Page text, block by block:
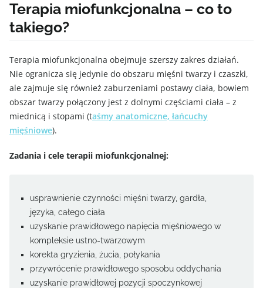
Terapia miofunkcjonalna – co to
takiego?
Terapia miofunkcjonalna obejmuje szerszy zakres działań.
Nie ogranicza się jedynie do obszaru mięśni twarzy i czaszki,
ale zajmuje się również zaburzeniami postawy ciała, bowiem
obszar twarzy połączony jest z dolnymi częściami ciała – z
miednicą i stopami (taśmy anatomiczne, łańcuchy
mięśniowe).
Zadania i cele terapii miofunkcjonalnej:
usprawnienie czynności mięśni twarzy, gardła,
języka, całego ciała
uzyskanie prawidłowego napięcia mięśniowego w
kompleksie ustno-twarzowym
korekta gryzienia, żucia, połykania
przywrócenie prawidłowego sposobu oddychania
uzyskanie prawidłowej pozycji spoczynkowej